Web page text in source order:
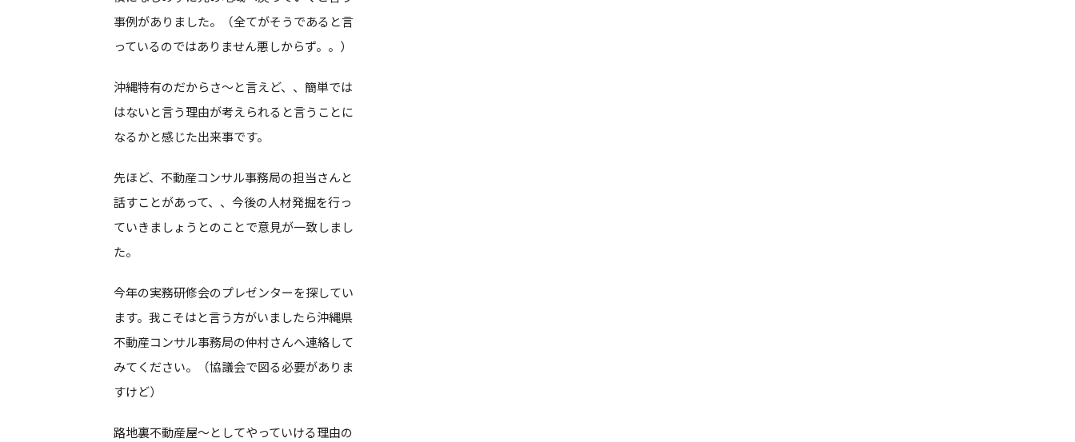
事例がありました。（全てがそうであると言
っているのではありません悪しからず。。）
沖縄特有のだからさ～と言えど、、簡単では
はないと言う理由が考えられると言うことに
なるかと感じた出来事です。
先ほど、不動産コンサル事務局の担当さんと
話すことがあって、、今後の人材発掘を行っ
ていきましょうとのことで意見が一致しまし
た。
今年の実務研修会のプレゼンターを探してい
ます。我こそはと言う方がいましたら沖縄県
不動産コンサル事務局の仲村さんへ連絡して
みてください。（協議会で図る必要がありま
すけど）
路地裏不動産屋～としてやっていける理由の